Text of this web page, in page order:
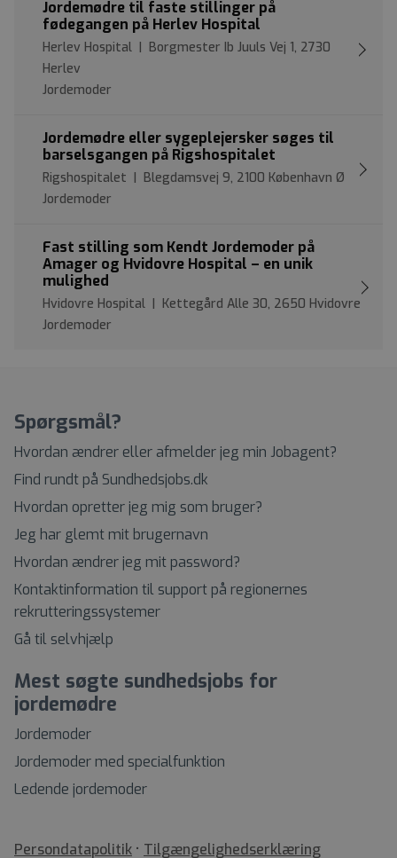
Jordemødre til faste stillinger på
fødegangen på Herlev Hospital
Herlev Hospital | Borgmester Ib Juuls Vej 1, 2730
Herlev
Jordemoder
Jordemødre eller sygeplejersker søges til
barselsgangen på Rigshospitalet
Rigshospitalet | Blegdamsvej 9, 2100 København Ø
Jordemoder
Fast stilling som Kendt Jordemoder på
Amager og Hvidovre Hospital – en unik
mulighed
Hvidovre Hospital | Kettegård Alle 30, 2650 Hvidovre
Jordemoder
Spørgsmål?
Hvordan ændrer eller afmelder jeg min Jobagent?
Find rundt på Sundhedsjobs.dk
Hvordan opretter jeg mig som bruger?
Jeg har glemt mit brugernavn
Hvordan ændrer jeg mit password?
Kontaktinformation til support på regionernes
rekrutteringssystemer
Gå til selvhjælp
Mest søgte sundhedsjobs for
jordemødre
Jordemoder
Jordemoder med specialfunktion
Ledende jordemoder
• Tilgængelighedserklæring